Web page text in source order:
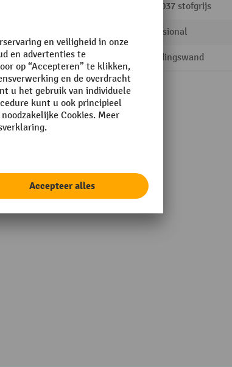
RAL 7037 stofgrijs
Professional
element Scheidingswand
details